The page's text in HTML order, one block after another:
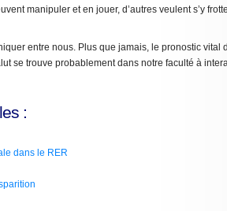
manipuler et en jouer, d’autres veulent s’y
entre nous. Plus que jamais, le pronostic vital
se trouve probablement dans notre faculté à
:
dans le RER